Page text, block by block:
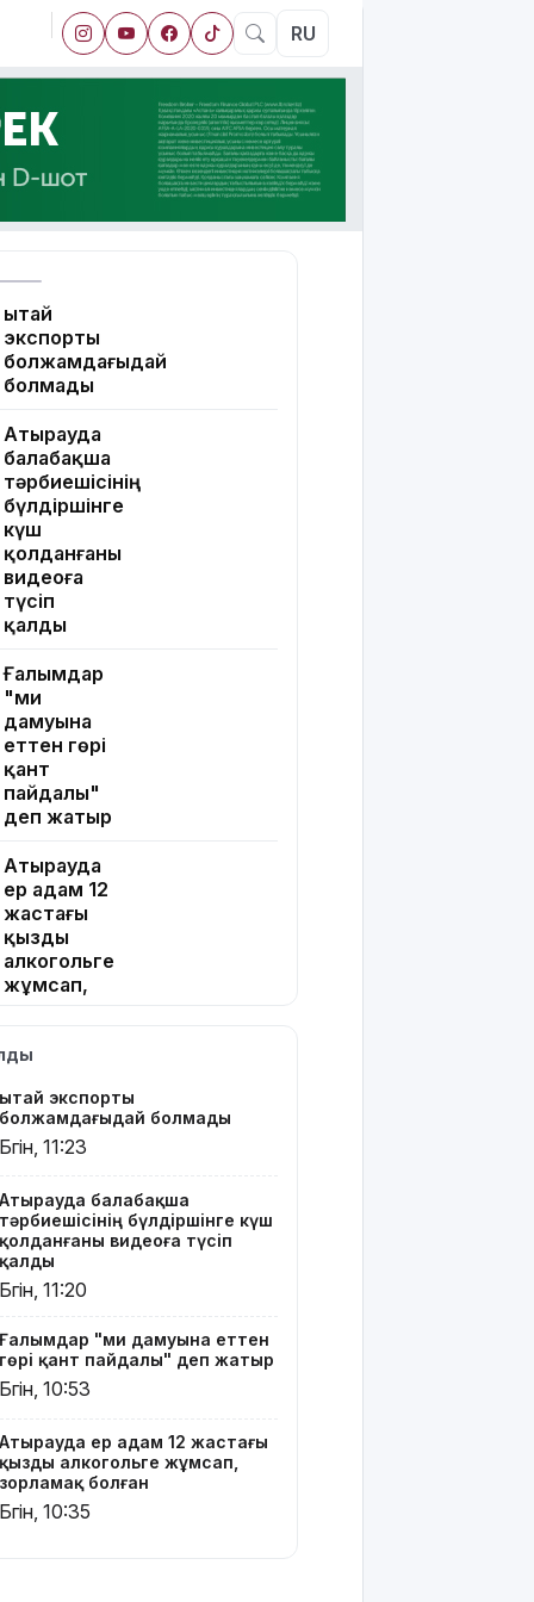
RU
Қытай
экспорты
болжамдағыдай
болмады
Атырауда
балабақша
тәрбиешісінің
бүлдіршінге
күш
қолданғаны
видеоға
түсіп
қалды
Ғалымдар
"ми
дамуына
еттен гөрі
қант
пайдалы"
деп жатыр
Атырауда
ер адам 12
жастағы
қызды
алкогольге
жұмсап,
жойқын
тайфун:
жүздеген
тоқтатылды
Испанияның
Сеута
қаласына
әрекеттенген
100-ге
жуық
қаза тапты
14
қыркүйектен
Қытай экспорты
болжамдағыдай болмады
Бүгін, 11:23
Атырауда балабақша
тәрбиешісінің бүлдіршінге күш
қолданғаны видеоға түсіп
қалды
Бүгін, 11:20
Ғалымдар "ми дамуына еттен
гөрі қант пайдалы" деп жатыр
Бүгін, 10:53
Атырауда ер адам 12 жастағы
қызды алкогольге жұмсап,
зорламақ болған
Бүгін, 10:35